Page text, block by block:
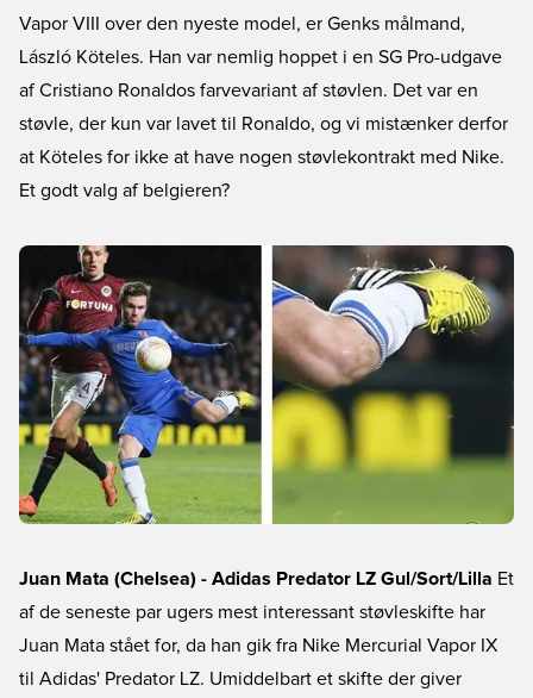
Vapor VIII over den nyeste model, er Genks målmand,
László Köteles. Han var nemlig hoppet i en SG Pro-udgave
af Cristiano Ronaldos farvevariant af støvlen. Det var en
støvle, der kun var lavet til Ronaldo, og vi mistænker derfor
at Köteles for ikke at have nogen støvlekontrakt med Nike.
Et godt valg af belgieren?
Juan Mata (Chelsea) - Adidas Predator LZ Gul/Sort/Lilla Et
af de seneste par ugers mest interessant støvleskifte har
Juan Mata stået for, da han gik fra Nike Mercurial Vapor IX
til Adidas' Predator LZ. Umiddelbart et skifte der giver